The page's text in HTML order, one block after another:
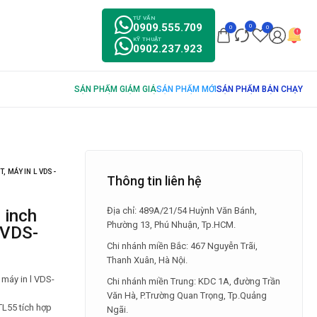
0909.555.709
TƯ VẤN
0902.237.923
KỸ THUẬT
0 0 0
MÁY IN L VDS-
in l VDS-
tích hợp
Thông tin liên hệ
Địa chỉ: 489A/21/54 Huỳnh Văn Bánh,
Phường 13, Phú Nhuận, Tp.HCM.
Chi nhánh miền Bắc: 467 Nguyễn Trãi,
Thanh Xuân, Hà Nội.
Chi nhánh miền Trung: KDC 1A, đường Trần
Văn Hà, P.Trường Quan Trọng, Tp.Quảng
Ngãi.